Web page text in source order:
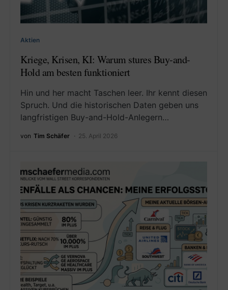
Aktien
Kriege, Krisen, KI: Warum stures Buy-and-
Hold am besten funktioniert
Hin und her macht Taschen leer. Ihr kennt diesen
Spruch. Und die historischen Daten geben uns
langfristigen Buy-and-Hold-Anlegern…
von Tim Schäfer 25. April 2026